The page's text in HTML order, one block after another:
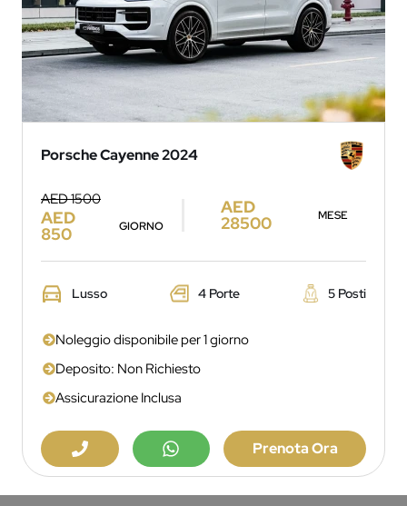
Porsche Cayenne 2024
AED 1500
AED
850 GIORNO
AED
28500 MESE
Lusso 4 Porte 5 Posti
Noleggio disponibile per 1 giorno
Deposito: Non Richiesto
Assicurazione Inclusa
Prenota Ora